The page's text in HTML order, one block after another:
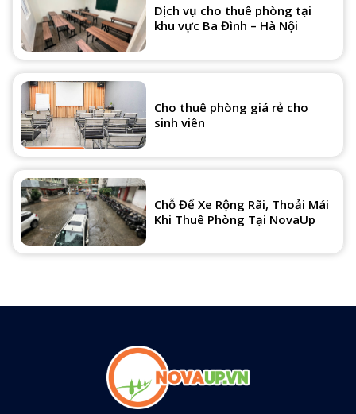
Dịch vụ cho thuê phòng tại
khu vực Ba Đình – Hà Nội
Cho thuê phòng giá rẻ cho
sinh viên
Chỗ Để Xe Rộng Rãi, Thoải Mái
Khi Thuê Phòng Tại NovaUp